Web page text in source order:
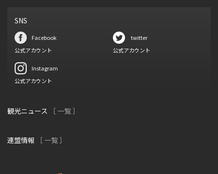
SNS
Facebook
公式アカウント
twitter
公式アカウント
Instagram
公式アカウント
観光ニュース ［ 一覧 ］
連盟情報 ［ 一覧 ］